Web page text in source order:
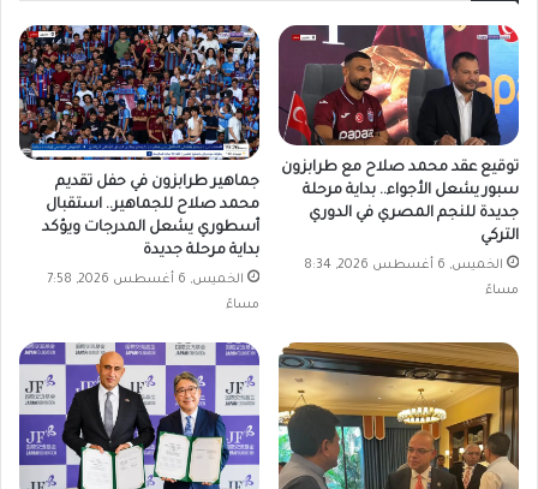
توقيع عقد محمد صلاح مع طرابزون
سبور يشعل الأجواء.. بداية مرحلة
جديدة للنجم المصري في الدوري
التركي
الخميس, 6 أغسطس 2026, 8:34
مساءً
جماهير طرابزون في حفل تقديم
محمد صلاح للجماهير.. استقبال
أسطوري يشعل المدرجات ويؤكد
بداية مرحلة جديدة
الخميس, 6 أغسطس 2026, 7:58
مساءً